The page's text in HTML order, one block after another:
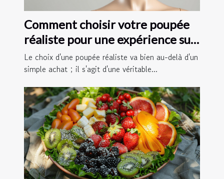
Comment choisir votre poupée
réaliste pour une expérience sur
mesure ?
Le choix d'une poupée réaliste va bien au-delà d'un
simple achat ; il s'agit d'une véritable...